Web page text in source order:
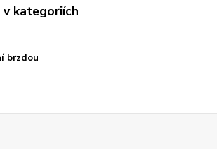
v kategoriích
brzdou